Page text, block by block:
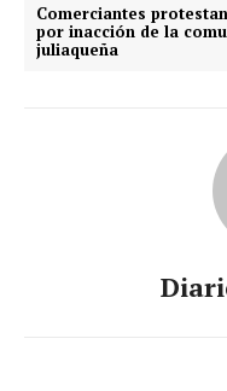
Comerciantes protestan
por inacción de la
juliaqueña